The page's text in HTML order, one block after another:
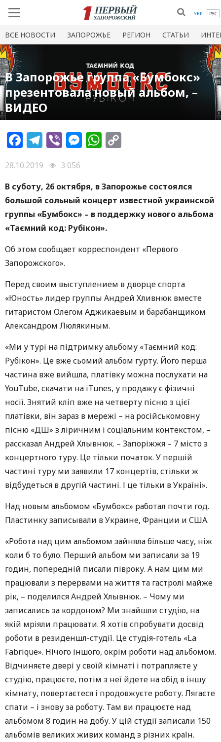
УКР РУС
ВСЕ НОВОСТИ ЗАПОРОЖЬЕ РЕГИОН СТАТЬИ
В Запорожье группа «Бумбокс»
презентовала новый альбом, –
ВИДЕО
Facebook
Telegram
ViberMessenger
WhatsApp
28.10.2019
3 056
В суботу, 26 октября, в Запорожье состоялся
большой сольный концерт известной украинской
группы «Бумбокс» – в поддержку нового альбома
«Таємний код: Рубікон».
Об этом сообщает корреспондент «Первого
Запорожского».
Перед своим выступлением в дворце спорта
«Юность» лидер группы Андрей Хливнюк вместе
гитаристом Олегом Аджикаевым и барабанщиком
Александром Люлякиным.
«Ми у турі на підтримку альбому «Таємний код:
Рубікон». Це вже сьомий альбом гурту. Його перша
частина вже вийшла, платівку можна послухати на
YouTube, скачати на iTunes, у продажу є фізичні
носії. Знятий кліп вже на четверту пісню з цієї
платівки, він зараз в мережі – на російськомовну
пісню «ДШ» з ліричним і соціальним контекстом, –
рассказал Андрей Хлывнюк. – Запоріжжя – 7 місто з
концертного туру. Це тільки початок. У першій
частині туру ми заявили 17 концертів, стільки ж
відбудеться в другій частині. І це тільки в Україні».
Над новым альбомом «Бумбокс» работал почти год.
Пластинку записывали в Украине, Франции и США.
«Робота над цим альбомом зайняла більше часу, ніж
коли б то було. Перший альбом ми записали за 19
годин, попередній писали півроку. А нам цим ми
працювали з перервами на життя та гастролі майже
рік, – поделился Андрей Хлывнюк. – Чому ми
записались за кордоном? Ми знайшли студію, на
якій мріяли працювати. Я хотів спробувати досвід
роботи в резиденшл-студії. Це студія-готель «La
Fabrique». Нічого іншого, окрім роботи над альбомом.
Відчиняєте двері у своїй кімнаті і потрапляєте у
студію, працюєте, потім з неї йдете на обід в іншу
кімнату, повертаєтеся і продовжуєте роботу. Лягаєте
спати – і знову за роботу. Там ви працюєте над
альбомом 8 годин на добу. У цій студії записали 150
альбомів великих живих команд з різних країн.